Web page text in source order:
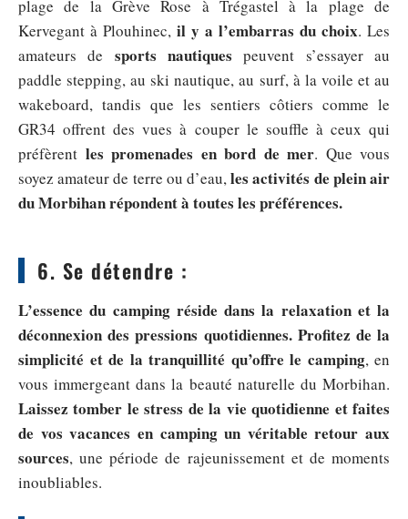
plage de la Grève Rose à Trégastel à la plage de
Kervegant à Plouhinec, il y a l’embarras du choix. Les
amateurs de sports nautiques peuvent s’essayer au
paddle stepping, au ski nautique, au surf, à la voile et au
wakeboard, tandis que les sentiers côtiers comme le
GR34 offrent des vues à couper le souffle à ceux qui
préfèrent les promenades en bord de mer. Que vous
soyez amateur de terre ou d’eau,les activités de plein air
du Morbihan répondent à toutes les préférences.
6. Se détendre :
L’essence du camping réside dans la relaxation et la
déconnexion des pressions quotidiennes. Profitez de la
simplicité et de la tranquillité qu’offre le camping, en
vous immergeant dans la beauté naturelle du Morbihan.
Laissez tomber le stress de la vie quotidienne et faites
de vos vacances en camping un véritable retour aux
sources, une période de rajeunissement et de moments
inoubliables.